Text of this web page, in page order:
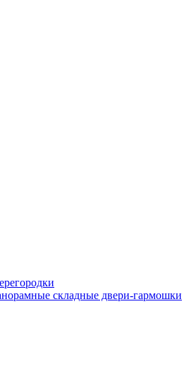
складные двери-гармошки